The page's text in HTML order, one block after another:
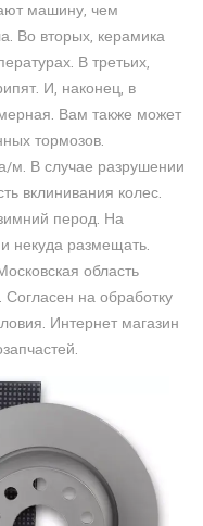
машину, чем
Во вторых, керамика
В третьих,
И, наконец, в
Вам также может
тормозов.
м. В случае разрушении
вклинивания колес.
перод. На
некуда размещать.
область
на обработку
Интернет магазин